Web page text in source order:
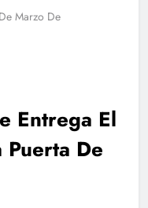
Marzo De
Entrega El
Puerta De